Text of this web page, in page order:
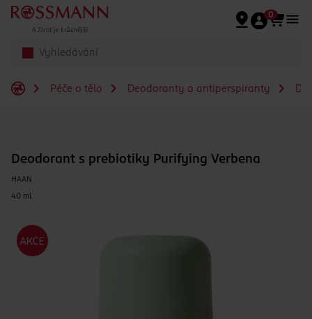
Přeskočit na hlavmní obsah
0
Péče o tělo Deodoranty a antiperspiranty
Deodorant s prebiotiky Purifying Verbena
HAAN
40 ml